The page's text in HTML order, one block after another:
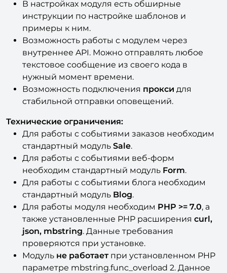
В настройках модуля есть обширные
инструкции по настройке шаблонов и
примеры к ним.
Возможность работы с модулем через
внутреннее API. Можно отправлять любое
текстовое сообщение из своего кода в
нужный момент времени.
Возможность подключения прокси для
стабильной отправки оповещений.
Технические ограничения:
Для работы с событиями заказов необходим
стандартный модуль Sale.
Для работы с событиями веб-форм
необходим стандартный модуль Form.
Для работы с событиями блога необходим
стандартный модуль Blog.
Для работы модуля необходим PHP >= 7.0, а
также установленные PHP расширения curl,
json, mbstring. Данные требования
проверяются при установке.
Модуль не работаетпри установленном PHP
параметре mbstring.func_overload 2. Данное